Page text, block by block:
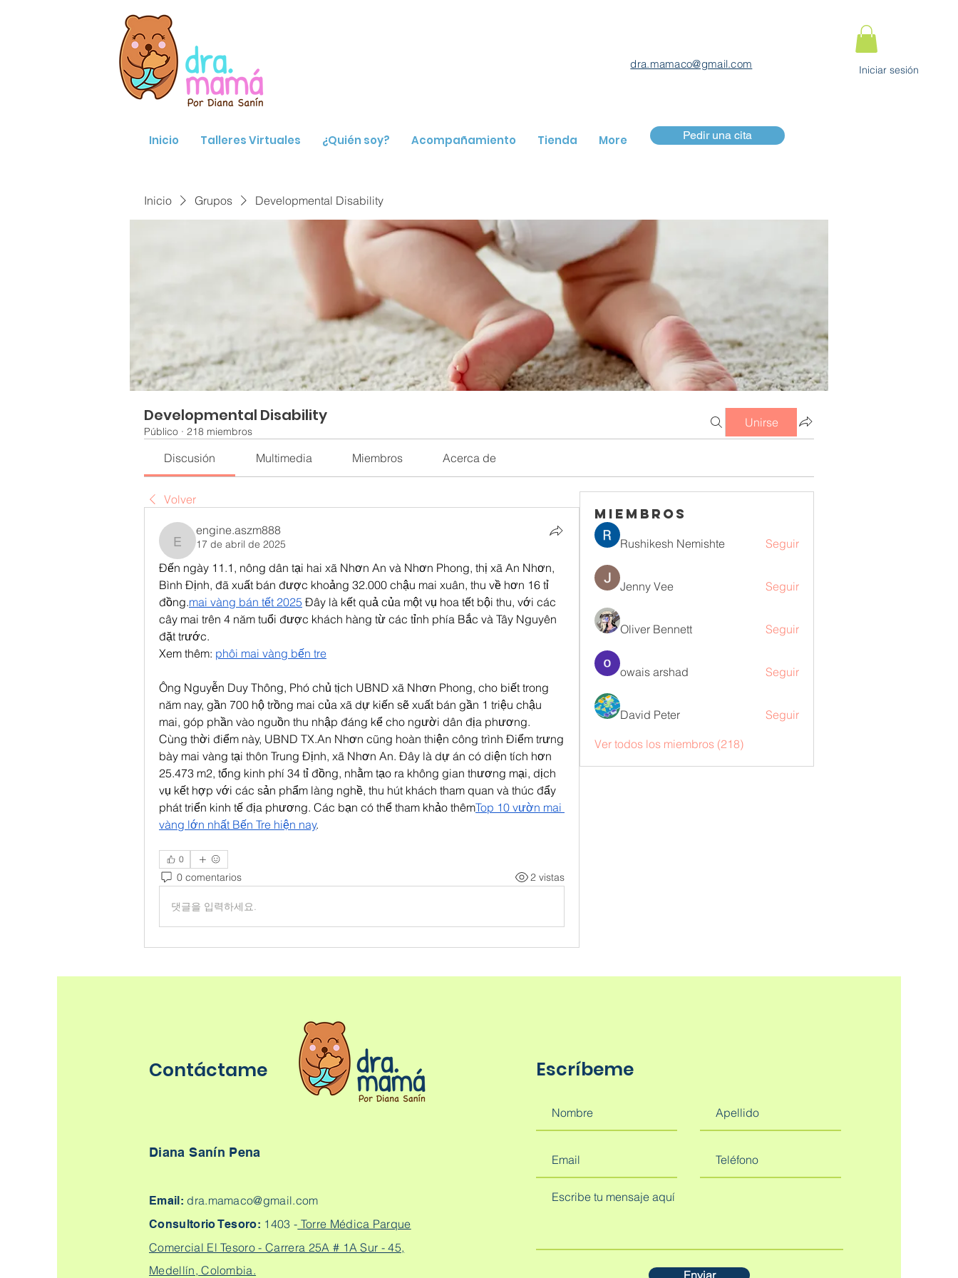
dra.mamaco@gmail.com Iniciar sesión
Inicio Talleres Virtuales ¿Quién soy? Acompañamiento Tienda More Pedir una cita
Inicio Grupos Developmental Disability
Developmental Disability
Público · 218 miembros
Unirse
Discusión Multimedia Miembros Acerca de
Volver
engine.aszm888
engine.aszm888
17 de abril de 2025
Đến ngày 11.1, nông dân tại hai xã Nhơn An và Nhơn Phong, thị xã An Nhơn,
Bình Định, đã xuất bán được khoảng 32.000 chậu mai xuân, thu về hơn 16 tỉ
đồng.mai vàng bán tết 2025 Đây là kết quả của một vụ hoa tết bội thu, với các
cây mai trên 4 năm tuổi được khách hàng từ các tỉnh phía Bắc và Tây Nguyên
đặt trước.
Xem thêm: phôi mai vàng bến tre
Ông Nguyễn Duy Thông, Phó chủ tịch UBND xã Nhơn Phong, cho biết trong
năm nay, gần 700 hộ trồng mai của xã dự kiến sẽ xuất bán gần 1 triệu chậu
mai, góp phần vào nguồn thu nhập đáng kể cho người dân địa phương.
Cùng thời điểm này, UBND TX.An Nhơn cũng hoàn thiện công trình Điểm trưng
bày mai vàng tại thôn Trung Định, xã Nhơn An. Đây là dự án có diện tích hơn
25.473 m2, tổng kinh phí 34 tỉ đồng, nhằm tạo ra không gian thương mại, dịch
vụ kết hợp với các sản phẩm làng nghề, thu hút khách tham quan và thúc đẩy
phát triển kinh tế địa phương. Các bạn có thể tham khảo thêmTop 10 vườn mai
vàng lớn nhất Bến Tre hiện nay.
0
0 comentarios 2 vistas
댓글을 입력하세요.
Miembros
Rushikesh Nemishte Seguir
Jenny Vee Seguir
Oliver Bennett Seguir
owais arshad Seguir
David Peter Seguir
Ver todos los miembros (218)
Contáctame
Diana Sanín Pena
Email: dra.mamaco@gmail.com
Consultorio Tesoro: 1403 - Torre Médica Parque
Comercial El Tesoro - Carrera 25A # 1A Sur - 45,
Medellín, Colombia.
Escríbeme